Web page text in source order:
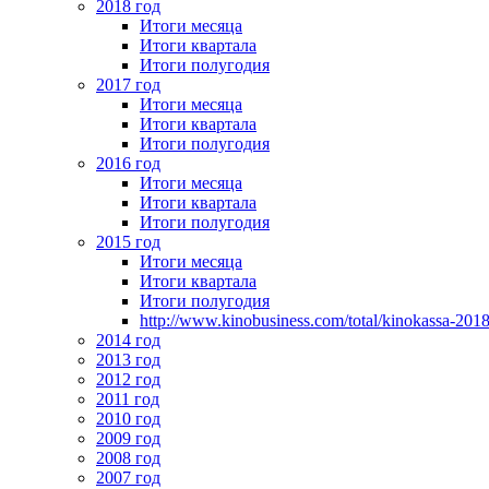
2018 год
Итоги месяца
Итоги квартала
Итоги полугодия
2017 год
Итоги месяца
Итоги квартала
Итоги полугодия
2016 год
Итоги месяца
Итоги квартала
Итоги полугодия
2015 год
Итоги месяца
Итоги квартала
Итоги полугодия
http://www.kinobusiness.com/total/kinokassa-
2014 год
2013 год
2012 год
2011 год
2010 год
2009 год
2008 год
2007 год